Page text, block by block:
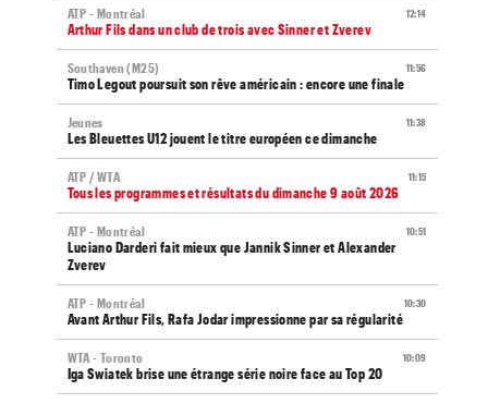
12:14
ATP - Montréal
Arthur Fils dans un club de trois avec Sinner et Zverev
11:56
Southaven (M25)
Timo Legout poursuit son rêve américain : encore une finale
11:38
Jeunes
Les Bleuettes U12 jouent le titre européen ce dimanche
11:15
ATP / WTA
Tous les programmes et résultats du dimanche 9 août 2026
10:51
ATP - Montréal
Luciano Darderi fait mieux que Jannik Sinner et Alexander
Zverev
10:30
ATP - Montréal
Avant Arthur Fils, Rafa Jodar impressionne par sa régularité
10:09
WTA - Toronto
Iga Swiatek brise une étrange série noire face au Top 20